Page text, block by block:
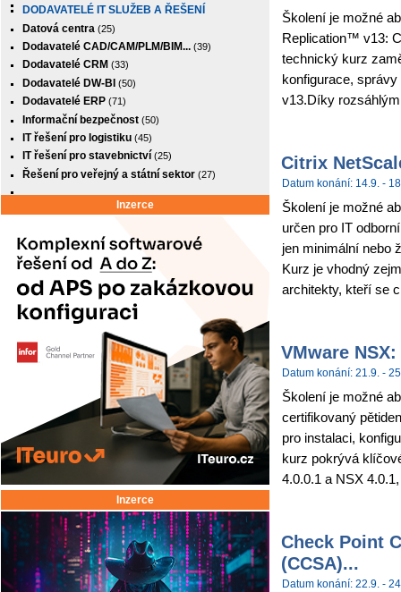
DODAVATELÉ IT SLUŽEB A ŘEŠENÍ
Datová centra (25)
Dodavatelé CAD/CAM/PLM/BIM... (39)
Dodavatelé CRM (33)
Dodavatelé DW-BI (50)
Dodavatelé ERP (71)
Informační bezpečnost (50)
IT řešení pro logistiku (45)
IT řešení pro stavebnictví (25)
Řešení pro veřejný a státní sektor (27)
Inzerce
Inzerce
Školení je možné
Replication™ v13:
technický kurz
konfigurace,
v13.Díky
Citrix
Datum konání: 14.9. -
Školení je možné
určen pro IT
jen minimální nebo
Kurz je vhodný
architekty, kteří se
VMware
Datum konání: 21.9. -
Školení je možné
certifikovaný
pro instalaci,
kurz pokrývá
4.0.0.1 a NSX
Check Point
(CCSA)...
Datum konání: 22.9. -